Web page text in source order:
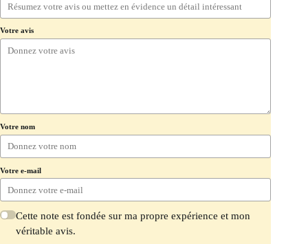
Votre avis
Votre nom
Votre e-mail
Cette note est fondée sur ma propre expérience et mon
véritable avis.